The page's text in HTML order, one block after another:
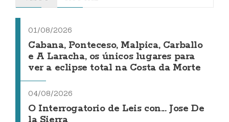
01/08/2026
Cabana, Ponteceso, Malpica, Carballo
e A Laracha, os únicos lugares para
ver a eclipse total na Costa da Morte
04/08/2026
O Interrogatorio de Leis con... Jose De